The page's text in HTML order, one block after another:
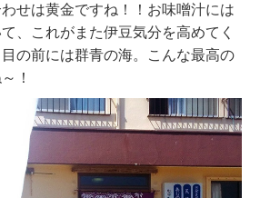
せは黄金ですね！！お味噌汁には
、これがまた伊豆気分を高めてく
の前には群青の海。こんな最高の
！